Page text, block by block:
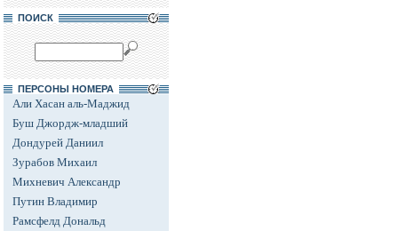
ПОИСК
ПЕРСОНЫ НОМЕРА
Али Хасан аль-Маджид
Буш Джордж-младший
Дондурей Даниил
Зурабов Михаил
Михневич Александр
Путин Владимир
Рамсфелд Дональд